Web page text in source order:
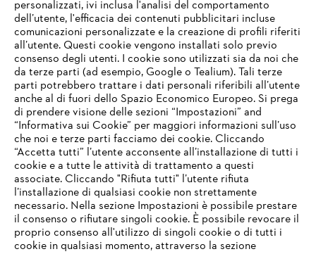
L’azienda
STIHL FAQ
Service
Termini e condizioni generali Privacy policy
Note legali Cookies Informazioni legali
IHR BROWSER WIRD NICHT
UNTERSTÜTZT
Sie nutzen einen Browser, den wir noch nicht unterstützen. Für
eine optimale Nutzung unserer Seite empfehlen wir Ihnen, zu
einem der folgenden Browser zu wechseln:
personalizzati, ivi inclusa l'analisi del comportamento
dell’utente, l'efficacia dei contenuti pubblicitari incluse
comunicazioni personalizzate e la creazione di profili riferiti
all’utente. Questi cookie vengono installati solo previo
consenso degli utenti. I cookie sono utilizzati sia da noi che
da terze parti (ad esempio, Google o Tealium). Tali terze
parti potrebbero trattare i dati personali riferibili all’utente
anche al di fuori dello Spazio Economico Europeo. Si prega
di prendere visione delle sezioni “Impostazioni” and
“Informativa sui Cookie” per maggiori informazioni sull’uso
che noi e terze parti facciamo dei cookie. Cliccando
“Accetta tutti” l’utente acconsente all’installazione di tutti i
cookie e a tutte le attività di trattamento a questi
associate. Cliccando "Rifiuta tutti" l’utente rifiuta
l’installazione di qualsiasi cookie non strettamente
necessario. Nella sezione Impostazioni è possibile prestare
il consenso o rifiutare singoli cookie. È possibile revocare il
proprio consenso all'utilizzo di singoli cookie o di tutti i
cookie in qualsiasi momento, attraverso la sezione